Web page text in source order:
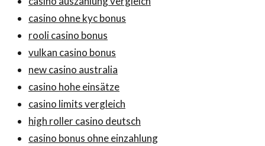
casino ohne kyc bonus
rooli casino bonus
vulkan casino bonus
new casino australia
casino hohe einsätze
casino limits vergleich
high roller casino deutsch
casino bonus ohne einzahlung